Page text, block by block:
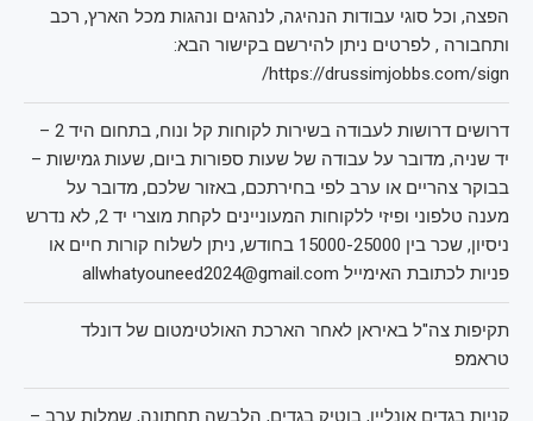
הפצה, וכל סוגי עבודות הנהיגה, לנהגים ונהגות מכל הארץ, רכב
ותחבורה , לפרטים ניתן להירשם בקישור הבא:
https://drussimjobbs.com/sign/
דרושים דרושות לעבודה בשירות לקוחות קל ונוח, בתחום היד 2 –
יד שניה, מדובר על עבודה של שעות ספורות ביום, שעות גמישות –
בבוקר צהריים או ערב לפי בחירתכם, באזור שלכם, מדובר על
מענה טלפוני ופיזי ללקוחות המעוניינים לקחת מוצרי יד 2, לא נדרש
ניסיון, שכר בין 15000-25000 בחודש, ניתן לשלוח קורות חיים או
פניות לכתובת האימייל allwhatyouneed2024@gmail.com
תקיפות צה"ל באיראן לאחר הארכת האולטימטום של דונלד
טראמפ
קניות בגדים אונליין, בוטיק בגדים, הלבשה תחתונה, שמלות ערב –